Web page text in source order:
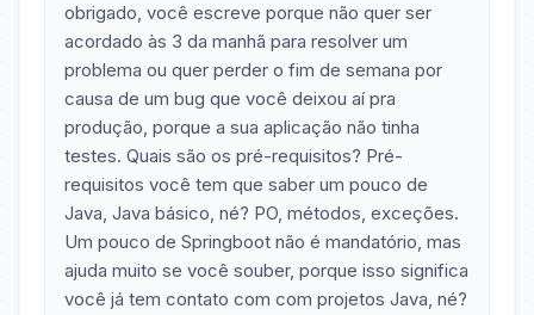
obrigado, você escreve porque não quer ser
acordado às 3 da manhã para resolver um
problema ou quer perder o fim de semana por
causa de um bug que você deixou aí pra
produção, porque a sua aplicação não tinha
testes. Quais são os pré-requisitos? Pré-
requisitos você tem que saber um pouco de
Java, Java básico, né? PO, métodos, exceções.
Um pouco de Springboot não é mandatório, mas
ajuda muito se você souber, porque isso significa
você já tem contato com com projetos Java, né?